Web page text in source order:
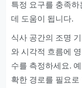
특정 요구를 충족
데 도움이 됩니다.
식사 공간의 조명
와 시각적 흐름에
수를 측정하세요.
확한 경로를 필요로